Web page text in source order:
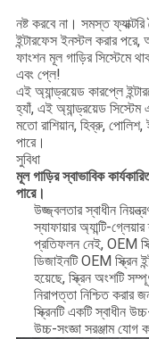
নষ্ট করবে না। সমস্ত
ইন্টারফেস ইনস্টল করার
ফাংশন মূল গাড়ির
এবং প্লে!
এই অ্যান্ড্রয়েড কারপ্লে
হ্যাঁ, এই অ্যান্ড্রয়েড
মতো রাশিয়ান, হিব্রু, পোলিশ,
পারে।
সুবিধা
মূল গাড়ির স্বাভাবিক
পারে।
উজ্জ্বলতার স্বাধীন
স্যাফায়ার অ্যান্টি-
প্রতিফলন নেই, OEM
ডিজাইনটি OEM স্ক্রিন
হয়েছে, স্ক্রিন অংশটি
নিরাপত্তা নিশ্চিত করার
স্ক্রিনটি একটি স্বাধীন
উচ্চ-সংজ্ঞা সরঞ্জাম যোগ